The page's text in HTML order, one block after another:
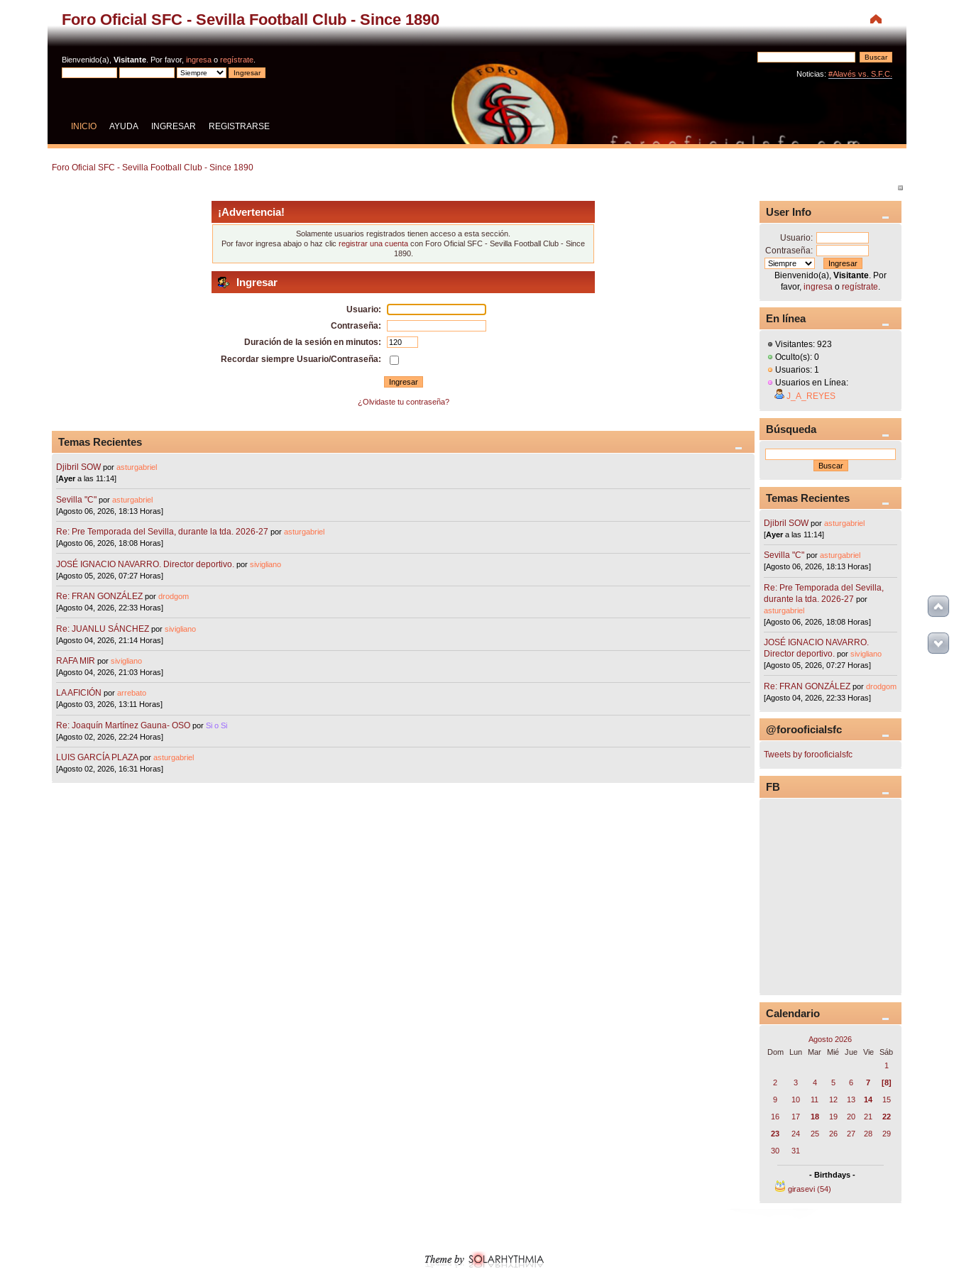
Foro Oficial SFC - Sevilla Football Club - Since 1890
Bienvenido(a),Visitante . Por favor,ingresa oregístrate
Noticias: #Alavés vs. S.F.C.
INICIO AYUDA INGRESAR REGISTRARSE
Foro Oficial SFC - Sevilla Football Club - Since 1890
¡Advertencia!
Solamente usuarios registrados tienen acceso a esta sección.
Por favor ingresa abajo o haz clicregistrar una cuenta con Foro Oficial SFC - Sevilla Football Club - Since
1890.
Ingresar
Usuario:
Contraseña:
Duración de la sesión en minutos:
Recordar siempre Usuario/Contraseña:
¿Olvidaste tu contraseña?
Temas Recientes
Djibril SOW porasturgabriel
[Ayera las 11:14]
Sevilla "C"porasturgabriel
[Agosto 06, 2026, 18:13 Horas]
Re: Pre Temporada del Sevilla, durante la tda. 2026-27 porasturgabriel
[Agosto 06, 2026, 18:08 Horas]
JOSÉ IGNACIO NAVARRO. Director deportivo. porsivigliano
[Agosto 05, 2026, 07:27 Horas]
Re: FRAN GONZÁLEZ pordrodgom
[Agosto 04, 2026, 22:33 Horas]
Re: JUANLU SÁNCHEZ porsivigliano
[Agosto 04, 2026, 21:14 Horas]
RAFA MIR porsivigliano
[Agosto 04, 2026, 21:03 Horas]
LA AFICIÓN porarrebato
[Agosto 03, 2026, 13:11 Horas]
Re: Joaquín Martínez Gauna- OSO porSi o Si
[Agosto 02, 2026, 22:24 Horas]
LUIS GARCÍA PLAZA porasturgabriel
[Agosto 02, 2026, 16:31 Horas]
User Info
Usuario:
Contraseña:
Bienvenido(a),Visitante . Por
favor,ingresa oregístrate
En línea
Visitantes: 923
Oculto(s): 0
Usuarios: 1
Usuarios en Línea:
J_A_REYES
Búsqueda
Temas Recientes
Djibril SOW porasturgabriel
[Ayera las 11:14]
Sevilla "C"porasturgabriel
[Agosto 06, 2026, 18:13 Horas]
Re: Pre Temporada del Sevilla,
durante la tda. 2026-27 por
asturgabriel
[Agosto 06, 2026, 18:08 Horas]
JOSÉ IGNACIO NAVARRO.
Director deportivo. porsivigliano
[Agosto 05, 2026, 07:27 Horas]
Re: FRAN GONZÁLEZ pordrodgom
[Agosto 04, 2026, 22:33 Horas]
@forooficialsfc
Tweets by forooficialsfc
FB
Calendario
Agosto 2026
Dom
Lun Mar Mié Jue Vie
Sáb
1
2
3 4 5 6 7
[8]
9
10 11 12 13 14
15
16
17 18 19 20 21
22
23
24 25 26 27 28
29
30
31
- Birthdays -
girasevi (54)